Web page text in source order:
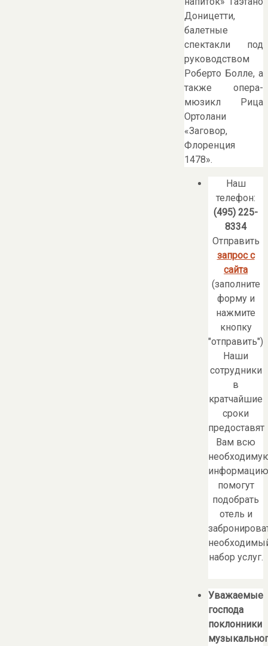
Доницетти,
балетные
спектакли под
руководством
Роберто Болле, а
также опера-
мюзикл Рица
Ортолани
«Заговор,
Флоренция
1478».
Наш
телефон:
(495) 225-
8334
Отправить
запрос с
сайта
(заполните
форму и
нажмите
кнопку
"отправить")
Наши
сотрудники
в
кратчайшие
сроки
предоставят
Вам всю
помогут
подобрать
отель и
набор услуг.
Уважаемые
господа
поклонники